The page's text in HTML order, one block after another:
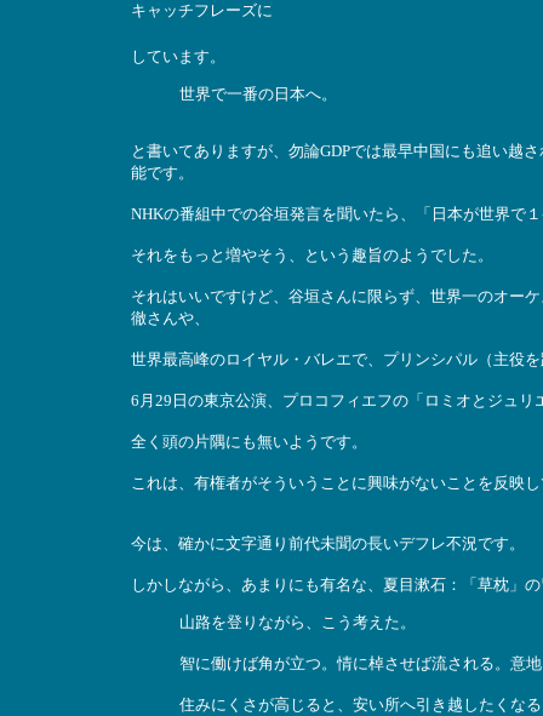
キャッチフレーズに
しています。
世界で一番の日本へ。
と書いてありますが、勿論GDPでは最早中国にも追い越
能です。
NHKの番組中での谷垣発言を聞いたら、「日本が世界で
それをもっと増やそう、という趣旨のようでした。
それはいいですけど、谷垣さんに限らず、世界一のオー
徹さんや、
世界最高峰のロイヤル・バレエで、プリンシパル（主役
6月29日の東京公演、プロコフィエフの「ロミオとジュ
全く頭の片隅にも無いようです。
これは、有権者がそういうことに興味がないことを反映
今は、確かに文字通り前代未聞の長いデフレ不況です。
しかしながら、あまりにも有名な、夏目漱石：「草枕」
山路を登りながら、こう考えた。
智に働けば角が立つ。情に棹させば流される。意
住みにくさが高じると、安い所へ引き越したくな